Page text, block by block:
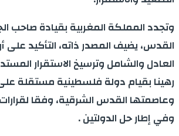
وتجدد المملكة المغربية بقيادة صاحب
القدس، يضيف المصدر ذاته، التأكيد على
العادل والشامل وترسيخ الاستقرار
وعاصمتها القدس الشرقية، وفقا
وفي إطار حل الدولتين .